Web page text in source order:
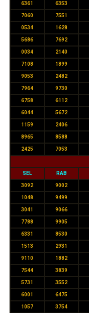
6361 6353
7060 7551
0534 1628
5686 7692
0034 2140
7108 1899
9053 2482
7964 9730
6758 6112
6044 5672
1159 2406
8965 8588
2425 7053
SEL RAB
3092 9002
1048 9499
3041 9066
7788 9905
6331 8530
1513 2931
9110 1882
7544 3839
5731 3552
6001 6475
1057 3754